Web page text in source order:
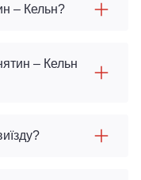
– Кельн?
– Кельн